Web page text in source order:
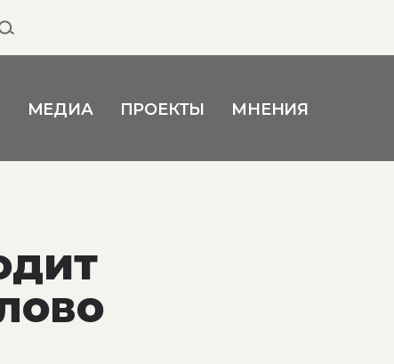
МЕДИА ПРОЕКТЫ МНЕНИЯ